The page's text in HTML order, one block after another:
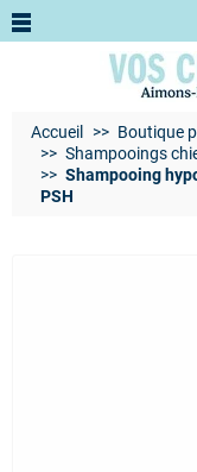
Accueil Boutique
Shampooings
Shampooing
PSH